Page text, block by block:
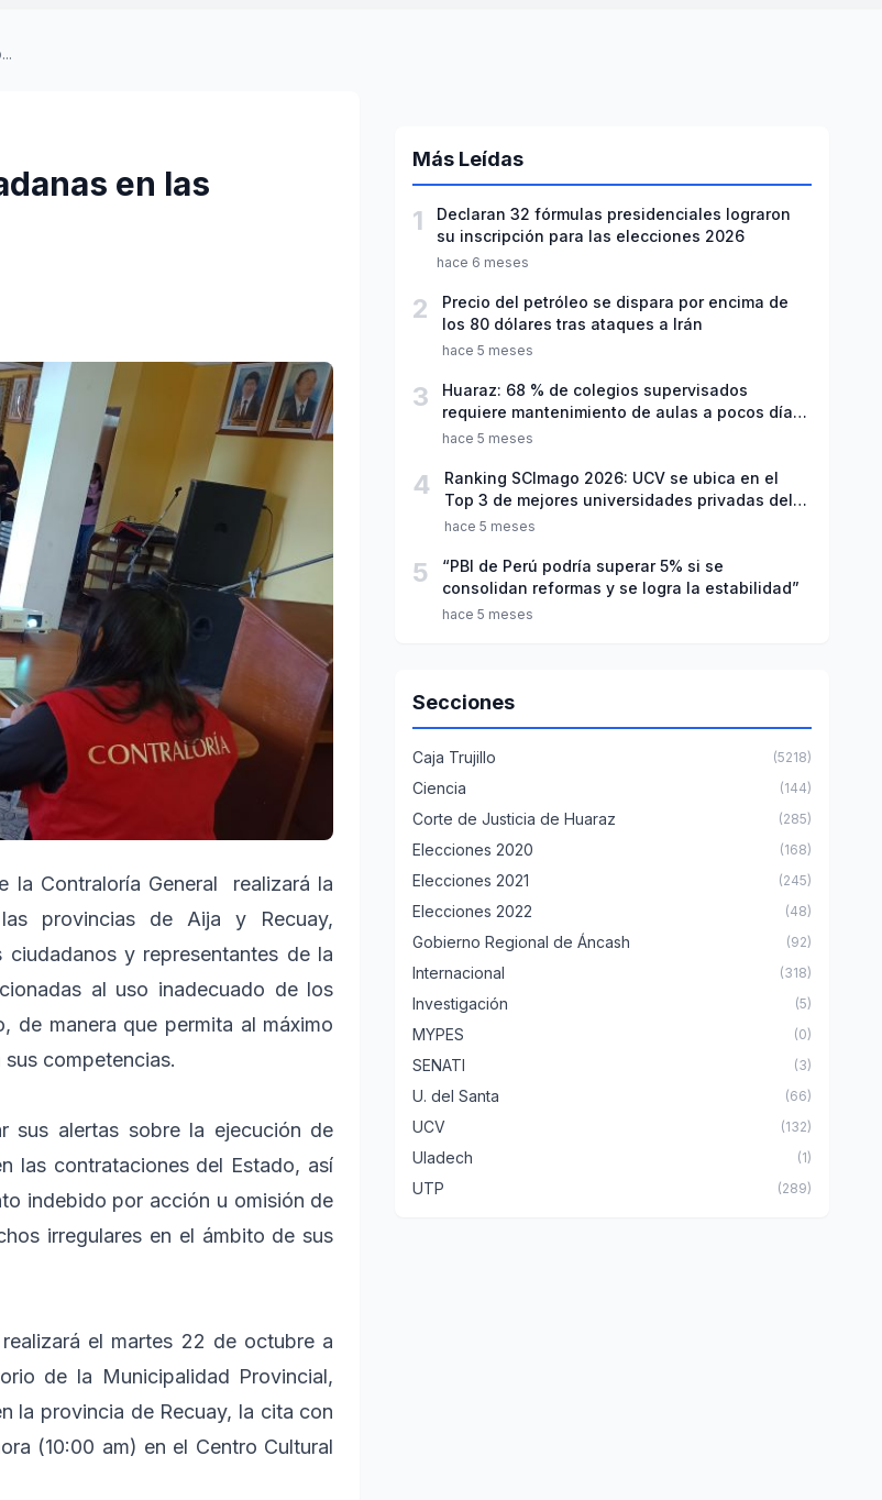
en las
la Contraloría General realizará la
provincias de Aija y Recuay,
y representantes de la
al uso inadecuado de los
de manera que permita al máximo
competencias.
sus alertas sobre la ejecución de
las contrataciones del Estado, así
indebido por acción u omisión de
irregulares en el ámbito de sus
el martes 22 de octubre a
de la Municipalidad Provincial,
la provincia de Recuay, la cita con
(10:00 am) en el Centro Cultural
Más Leídas
1
Declaran 32 fórmulas presidenciales lograron
su inscripción para las elecciones 2026
hace 6 meses
2
Precio del petróleo se dispara por encima de
los 80 dólares tras ataques a Irán
hace 5 meses
3
Huaraz: 68 % de colegios supervisados
requiere mantenimiento de aulas a pocos días
de inicio del año escolar 2026
hace 5 meses
4
Ranking SCImago 2026: UCV se ubica en el
Top 3 de mejores universidades privadas del
Perú
hace 5 meses
5
“PBI de Perú podría superar 5% si se
consolidan reformas y se logra la estabilidad”
hace 5 meses
Secciones
Caja Trujillo (5218)
Ciencia (144)
Corte de Justicia de Huaraz (285)
Elecciones 2020 (168)
Elecciones 2021 (245)
Elecciones 2022 (48)
Gobierno Regional de Áncash (92)
Internacional (318)
Investigación (5)
MYPES (0)
SENATI (3)
U. del Santa (66)
UCV (132)
Uladech (1)
UTP (289)